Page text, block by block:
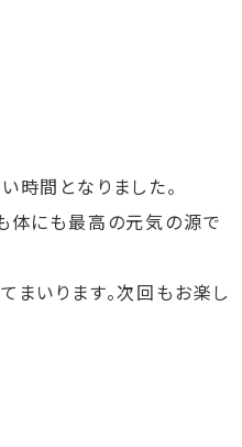
時間となりました。
体にも最高の元気の源で
まいります。次回もお楽し